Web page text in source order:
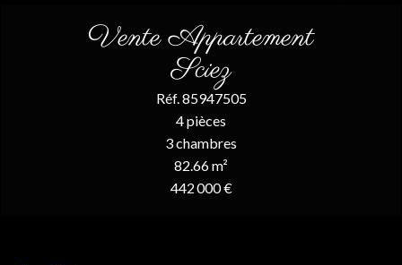
Vente Appartement
Sciez
Réf. 85947505
4 pièces
3 chambres
82.66 m²
442 000 €